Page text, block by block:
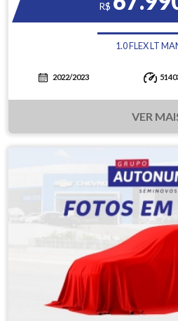
R$
1.0 FLEX LT
2022/2023
VER